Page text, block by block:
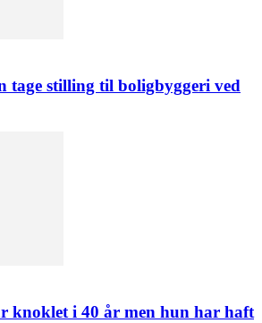
tage stilling til boligbyggeri ved
knoklet i 40 år men hun har haft